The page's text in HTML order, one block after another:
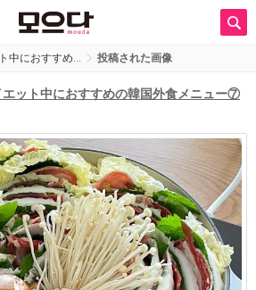
中におすすめ… 投稿された画像
ット中におすすめの韓国外食メニュー⑦